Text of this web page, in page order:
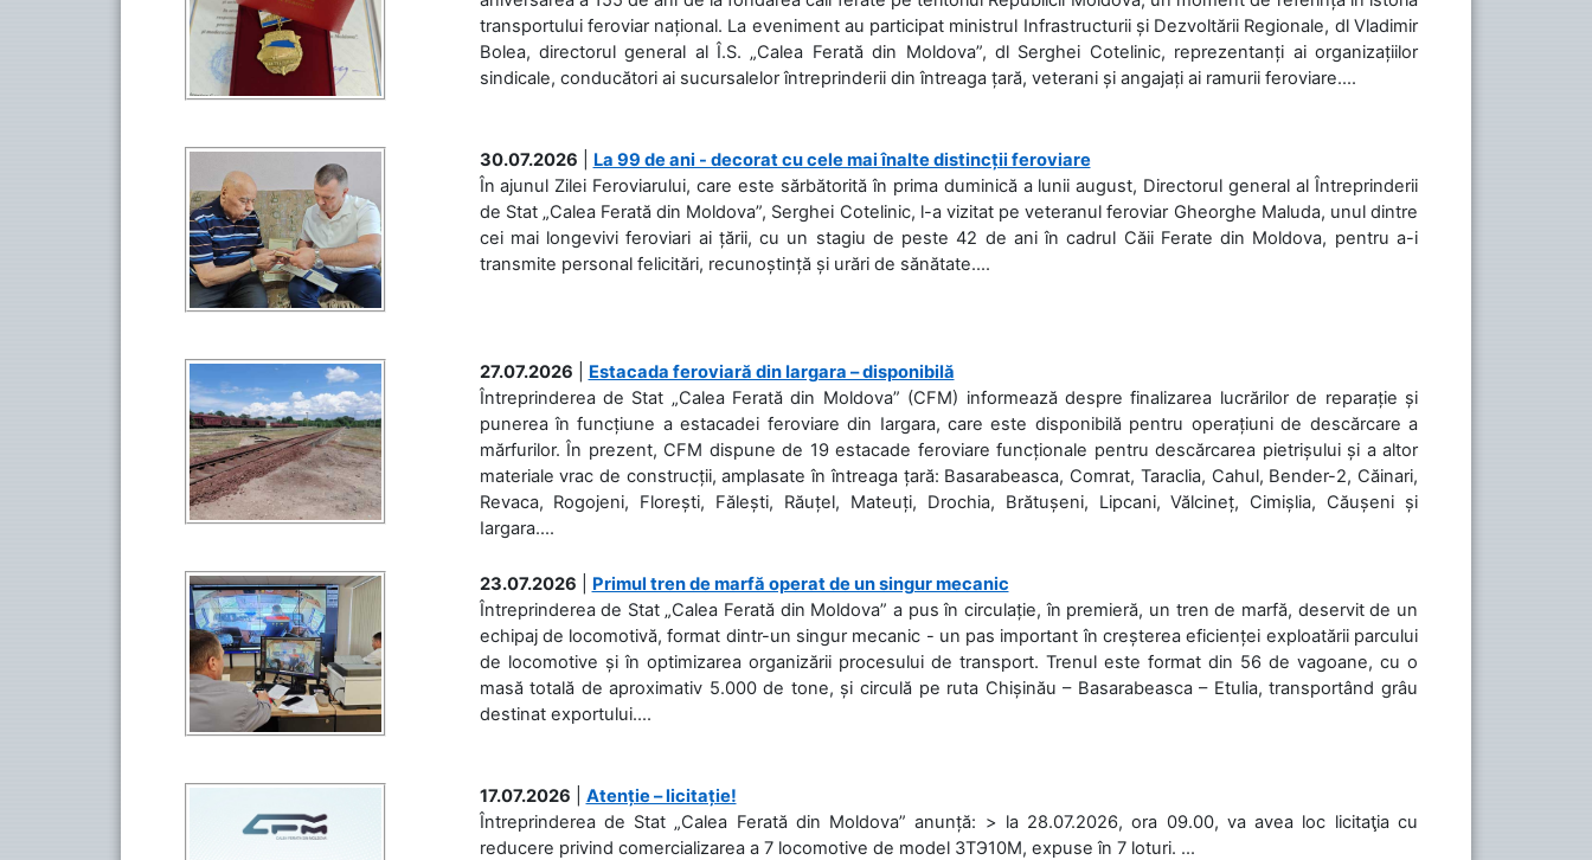
transportului feroviar național. La eveniment au participat ministrul Infrastructurii și Dezvoltării Regionale, dl Vladimir
Bolea, directorul general al Î.S. „Calea Ferată din Moldova”, dl Serghei Cotelinic, reprezentanți ai organizațiilor
sindicale, conducători ai sucursalelor întreprinderii din întreaga țară, veterani și angajați ai ramurii feroviare....
30.07.2026
La 99 de ani - decorat cu cele mai înalte distincții feroviare
În ajunul Zilei Feroviarului, care este sărbătorită în prima duminică a lunii august, Directorul general al Întreprinderii
de Stat „Calea Ferată din Moldova”, Serghei Cotelinic, l-a vizitat pe veteranul feroviar Gheorghe Maluda, unul dintre
cei mai longevivi feroviari ai țării, cu un stagiu de peste 42 de ani în cadrul Căii Ferate din Moldova, pentru a-i
transmite personal felicitări, recunoștință și urări de sănătate....
27.07.2026
Estacada feroviară din Iargara – disponibilă
Întreprinderea de Stat „Calea Ferată din Moldova” (CFM) informează despre finalizarea lucrărilor de reparație și
punerea în funcțiune a estacadei feroviare din Iargara, care este disponibilă pentru operațiuni de descărcare a
mărfurilor. În prezent, CFM dispune de 19 estacade feroviare funcționale pentru descărcarea pietrișului și a altor
materiale vrac de construcții, amplasate în întreaga țară: Basarabeasca, Comrat, Taraclia, Cahul, Bender-2, Căinari,
Revaca, Rogojeni, Florești, Fălești, Răuțel, Mateuți, Drochia, Brătușeni, Lipcani, Vălcineț, Cimișlia, Căușeni și
Iargara....
23.07.2026
Primul tren de marfă operat de un singur mecanic
Întreprinderea de Stat „Calea Ferată din Moldova” a pus în circulație, în premieră, un tren de marfă, deservit de un
echipaj de locomotivă, format dintr-un singur mecanic - un pas important în creșterea eficienței exploatării parcului
de locomotive și în optimizarea organizării procesului de transport. Trenul este format din 56 de vagoane, cu o
masă totală de aproximativ 5.000 de tone, și circulă pe ruta Chișinău – Basarabeasca – Etulia, transportând grâu
destinat exportului....
17.07.2026
Atenție – licitație!
Întreprinderea de Stat „Calea Ferată din Moldova” anunță: > la 28.07.2026, ora 09.00, va avea loc licitaţia cu
reducere privind comercializarea a 7 locomotive de model 3ТЭ10М, expuse în 7 loturi. ...